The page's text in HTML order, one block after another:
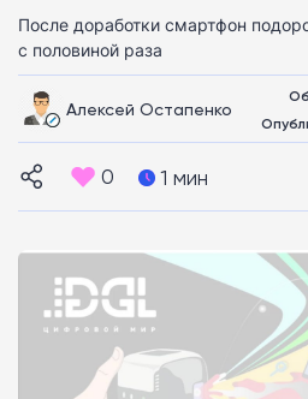
После доработки смартфон
с половиной раза
Алексей Остапенко
0 1 мин